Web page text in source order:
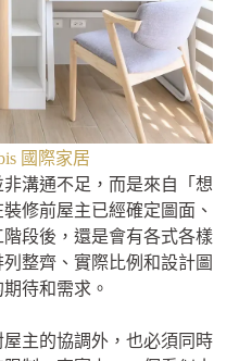
國際家居
溝通不足，而是來自「想
修前屋主已經確定圖面、
段後，還是會有各式各樣
整齊、實際比例和設計圖
待和需求。
主的協調外，也必須同時